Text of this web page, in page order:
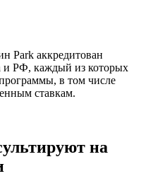
Park аккредитован
РФ, каждый из которых
в том числе
ставкам.
на